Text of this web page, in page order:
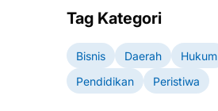
Tag Kategori
Bisnis Daerah Hukum
Pendidikan
Peristiwa